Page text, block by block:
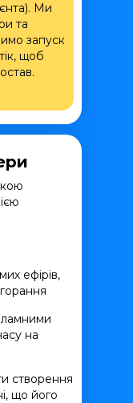
Ми
та
запуск
щоб
ефірів,
на
створення
що його